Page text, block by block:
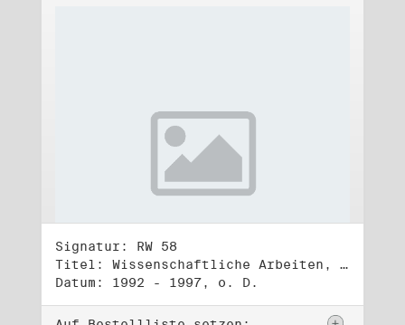
Signatur: RW 58
Titel: Wissenschaftliche Arbeiten, Studien und Manuskripte Dritter (2)
Datum: 1992 - 1997, o. D.